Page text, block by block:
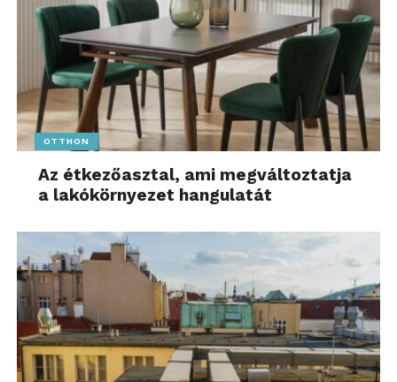
OTTHON
Az étkezőasztal, ami megváltoztatja
a lakókörnyezet hangulatát